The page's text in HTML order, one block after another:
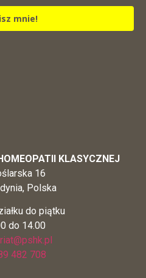
mnie!
KLASYCZNEJ
16
Polska
do piątku
do 14.00
482 708